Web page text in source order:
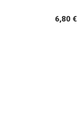
6,80 €